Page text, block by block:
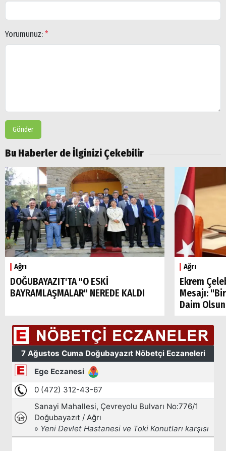
Yorumunuz: *
Gönder
Bu Haberler de İlginizi Çekebilir
Ağrı
DOĞUBAYAZIT'TA "O ESKİ
BAYRAMLAŞMALAR" NEREDE KALDI
Ağrı
Ekrem
Mesajı:
Daim